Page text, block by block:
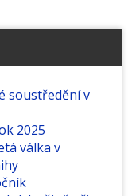
soustředění v
2025
válka v